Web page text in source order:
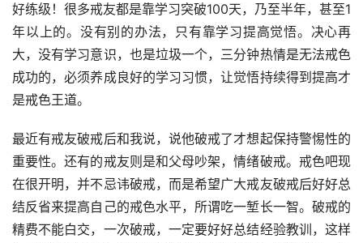
好练级！很多戒友都是靠学习突破100天，乃至半年，甚至1
年以上的。没有别的办法，只有靠学习提高觉悟。决心再
大，没有学习意识，也是垃圾一个，三分钟热情是无法戒色
成功的，必须养成良好的学习习惯，让觉悟持续得到提高才
是戒色王道。
最近有戒友破戒后和我说，说他破戒了才想起保持警惕性的
重要性。还有的戒友则是和父母吵架，情绪破戒。戒色吧现
在很开明，并不忌讳破戒，而是希望广大戒友破戒后好好总
结反省来提高自己的戒色水平，所谓吃一堑长一智。破戒的
精费不能白交，一次破戒，一定要好好总结经验教训，这样